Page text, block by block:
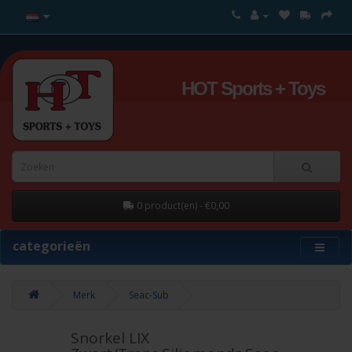
HOT Sports + Toys
0 product(en) - €0,00
categorieën
Merk Seac-Sub
Snorkel LIX